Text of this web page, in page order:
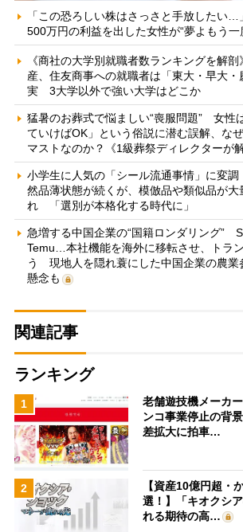
「この恐ろしい株はさっさと手放したい
500万円の利益を出した女性が“夢よもう一
《商社の大学別就職者数ランキングを解
産、住友商事への就職者は「東大・早大・
実 3大学以外で強い大学はどこか
猛暑のお葬式で悩ましい“喪服問題” 女性
ていけばOK」という俗説に潜む誤解、な
マストなのか？《1級葬祭ディレクターが解
小学生に人気の「シール流通事情」に変
然品薄状態が続くが、模倣品や類似品が大
れ 「選別が本格化する時代に」
急増する中国企業の“国籍ロンダリング”
Temu…本社機能を海外に移転させ、トラ
う 現地人を隠れ蓑にした中国企業の農業
懸念も
関連記事
ランキング
1
老舗遊技機メーカ
ンコ事業停止の背
差拡大に拍車…
2
【資産10億円超・
選！】「キオクシ
れる期待の高…